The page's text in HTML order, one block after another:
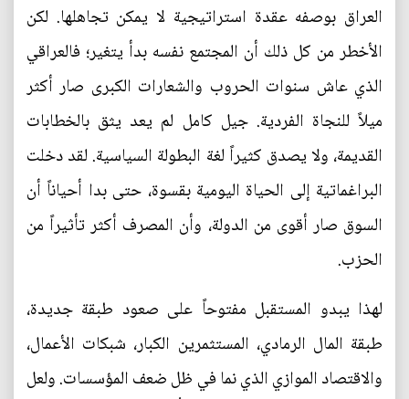
العراق بوصفه عقدة استراتيجية لا يمكن تجاهلها. لكن
الأخطر من كل ذلك أن المجتمع نفسه بدأ يتغير؛ فالعراقي
الذي عاش سنوات الحروب والشعارات الكبرى صار أكثر
ميلاً للنجاة الفردية. جيل كامل لم يعد يثق بالخطابات
القديمة، ولا يصدق كثيراً لغة البطولة السياسية. لقد دخلت
البراغماتية إلى الحياة اليومية بقسوة، حتى بدا أحياناً أن
السوق صار أقوى من الدولة، وأن المصرف أكثر تأثيراً من
الحزب.
لهذا يبدو المستقبل مفتوحاً على صعود طبقة جديدة،
طبقة المال الرمادي، المستثمرين الكبار، شبكات الأعمال،
والاقتصاد الموازي الذي نما في ظل ضعف المؤسسات. ولعل